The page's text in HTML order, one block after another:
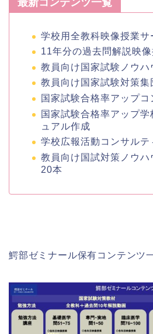
学校用全教科映像授業サ
11年分の過去問解説映
教員向け国家試験ノウハ
教員向け国家試験対策集
国家試験合格率アップ
国家試験合格率アップ学
ュアル作成
学校広報活動コンサルテ
教員向け国試対策ノウ
20本
鰐部ゼミナール保有コンテンツ